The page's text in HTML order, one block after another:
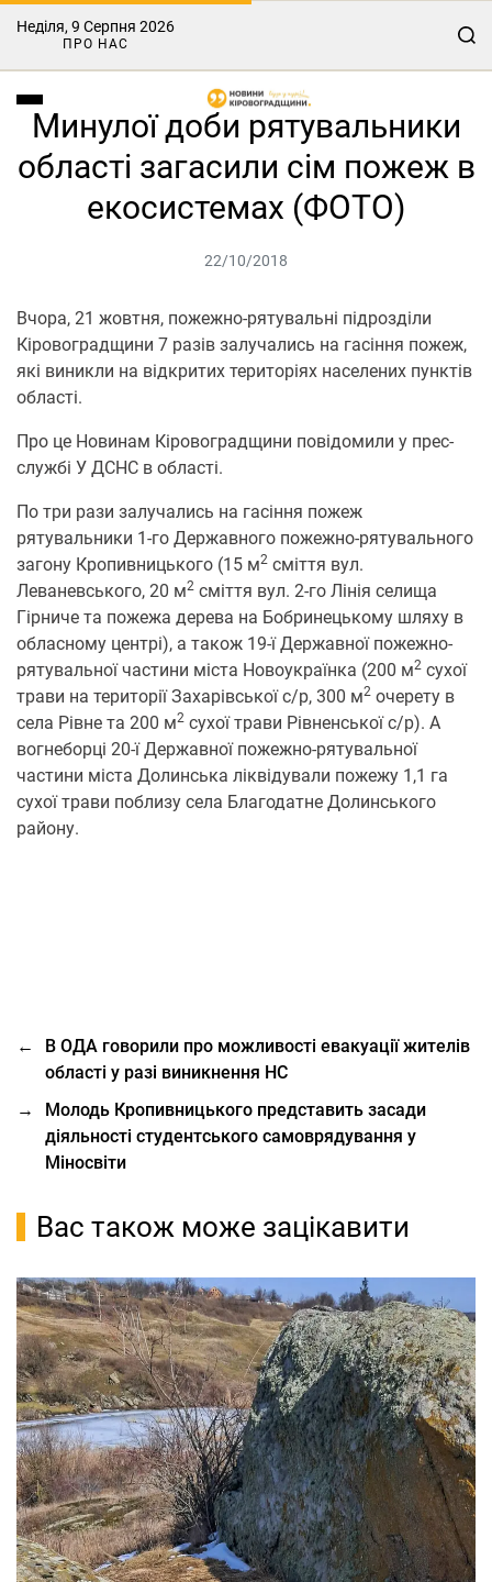
Неділя, 9 Серпня 2026
ПРО НАС
Минулої доби рятувальники
області загасили сім пожеж в
екосистемах (ФОТО)
22/10/2018
Вчора, 21 жовтня, пожежно-рятувальні підрозділи
Кіровоградщини 7 разів залучались на гасіння пожеж,
які виникли на відкритих територіях населених пунктів
області.
Про це Новинам Кіровоградщини повідомили у прес-
службі У ДСНС в області.
По три рази залучались на гасіння пожеж
рятувальники 1-го Державного пожежно-рятувального
загону Кропивницького (15 м2 сміття вул.
Леваневського, 20 м2 сміття вул. 2-го Лінія селища
Гірниче та пожежа дерева на Бобринецькому шляху в
обласному центрі), а також 19-ї Державної пожежно-
рятувальної частини міста Новоукраїнка (200 м2 сухої
трави на території Захарівської с/р, 300 м2 очерету в
села Рівне та 200 м2 сухої трави Рівненської с/р). А
вогнеборці 20-ї Державної пожежно-рятувальної
частини міста Долинська ліквідували пожежу 1,1 га
сухої трави поблизу села Благодатне Долинського
району.
←
В ОДА говорили про можливості евакуації жителів
області у разі виникнення НС
→
Молодь Кропивницького представить засади
діяльності студентського самоврядування у
Міносвіти
Вас також може зацікавити